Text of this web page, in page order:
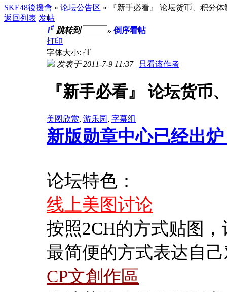
SKE48後援會 » 论坛公告区 » 『新手必看』 论坛货币、积分
返回列表 发帖
1# 跳转到 » 倒序看帖
打印
字体大小: tT
发表于 2011-7-9 11:37| 只看该作者
『新手必看』 论坛货币
美图欣赏, 游乐园 , 字幕组
新版勋章中心已经出
论坛特色：
线上美图讨论
按照2CH的方式贴图
最简便的方式表达自
CP文創作區